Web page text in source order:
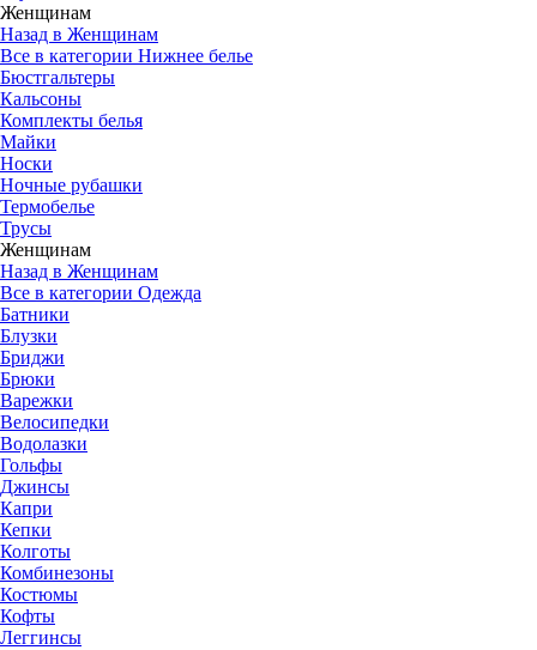
Женщинам
Назад в Женщинам
Все в категории Нижнее белье
Бюстгальтеры
Кальсоны
Комплекты белья
Майки
Носки
Ночные рубашки
Термобелье
Трусы
Женщинам
Назад в Женщинам
Все в категории Одежда
Батники
Блузки
Бриджи
Брюки
Варежки
Велосипедки
Водолазки
Гольфы
Джинсы
Капри
Кепки
Колготы
Комбинезоны
Костюмы
Кофты
Леггинсы